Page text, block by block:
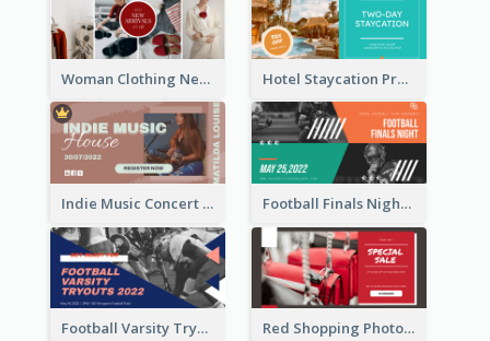
Woman Clothing New Arrivals Facebook Ad Hotel Staycation Promotion Facebook Ad
Indie Music Concert Facebook Ad Football Finals Night Watching Facebook Ad
Football Varsity Tryouts Sports Facebook Ad Red Shopping Photo Special Sale Facebook Ad